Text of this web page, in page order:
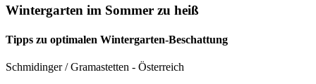
Wintergarten im Sommer zu heiß
Tipps zu optimalen Wintergarten-Beschattung
Schmidinger / Gramastetten - Österreich